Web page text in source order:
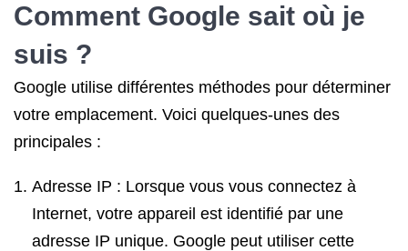
Comment Google sait où je
suis ?
Google utilise différentes méthodes pour déterminer
votre emplacement. Voici quelques-unes des
principales :
Adresse IP : Lorsque vous vous connectez à
Internet, votre appareil est identifié par une
adresse IP unique. Google peut utiliser cette